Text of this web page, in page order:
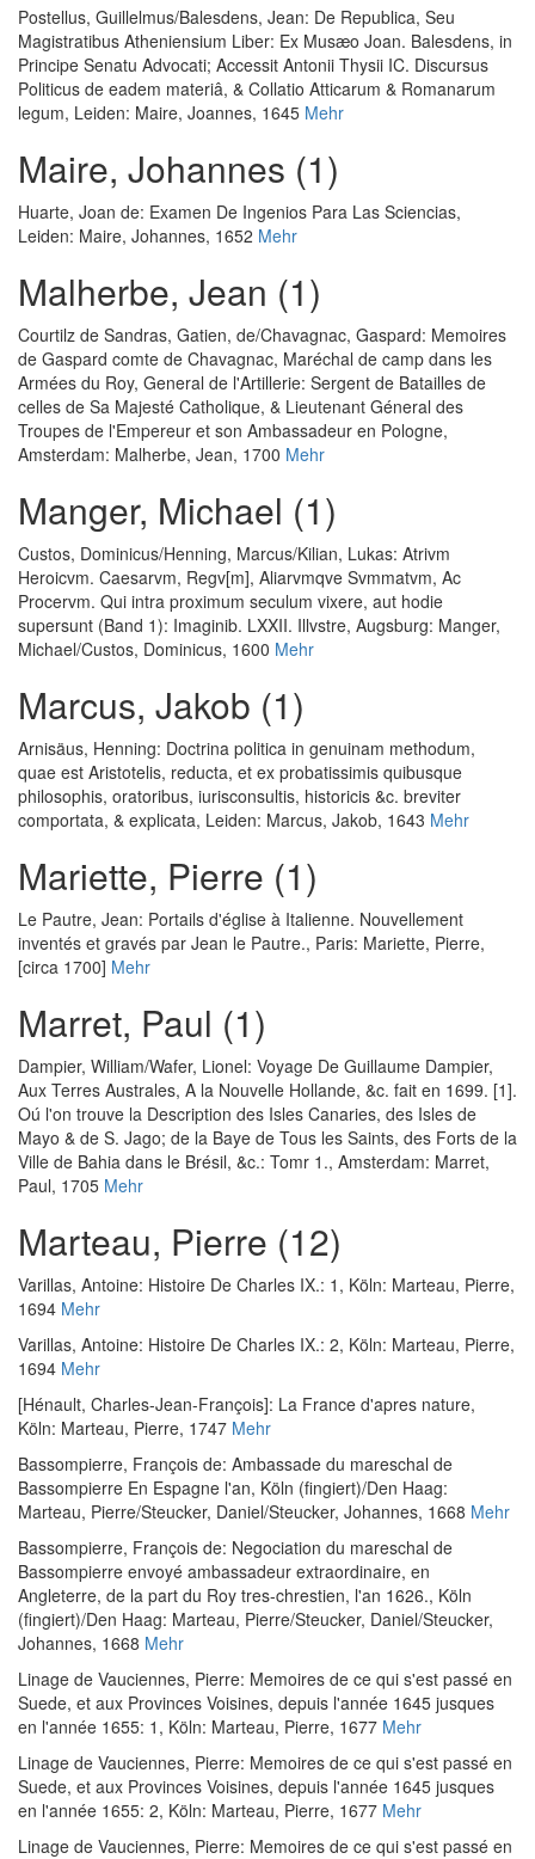
Postellus, Guillelmus/Balesdens, Jean: De Republica, Seu
Magistratibus Atheniensium Liber: Ex Musæo Joan. Balesdens, in
Principe Senatu Advocati; Accessit Antonii Thysii IC. Discursus
Politicus de eadem materiâ, & Collatio Atticarum & Romanarum
legum, Leiden: Maire, Joannes, 1645 Mehr
Maire, Johannes (1)
Huarte, Joan de: Examen De Ingenios Para Las Sciencias,
Leiden: Maire, Johannes, 1652 Mehr
Malherbe, Jean (1)
Courtilz de Sandras, Gatien, de/Chavagnac, Gaspard: Memoires
de Gaspard comte de Chavagnac, Maréchal de camp dans les
Armées du Roy, General de l'Artillerie: Sergent de Batailles de
celles de Sa Majesté Catholique, & Lieutenant Géneral des
Troupes de l'Empereur et son Ambassadeur en Pologne,
Amsterdam: Malherbe, Jean, 1700 Mehr
Manger, Michael (1)
Custos, Dominicus/Henning, Marcus/Kilian, Lukas: Atrivm
Heroicvm. Caesarvm, Regv[m], Aliarvmqve Svmmatvm, Ac
Procervm. Qui intra proximum seculum vixere, aut hodie
supersunt (Band 1): Imaginib. LXXII. Illvstre, Augsburg: Manger,
Michael/Custos, Dominicus, 1600 Mehr
Marcus, Jakob (1)
Arnisäus, Henning: Doctrina politica in genuinam methodum,
quae est Aristotelis, reducta, et ex probatissimis quibusque
philosophis, oratoribus, iurisconsultis, historicis &c. breviter
comportata, & explicata, Leiden: Marcus, Jakob, 1643 Mehr
Mariette, Pierre (1)
Le Pautre, Jean: Portails d'église à Italienne. Nouvellement
inventés et gravés par Jean le Pautre., Paris: Mariette, Pierre,
[circa 1700] Mehr
Marret, Paul (1)
Dampier, William/Wafer, Lionel: Voyage De Guillaume Dampier,
Aux Terres Australes, A la Nouvelle Hollande, &c. fait en 1699. [1].
Oú l'on trouve la Description des Isles Canaries, des Isles de
Mayo & de S. Jago; de la Baye de Tous les Saints, des Forts de la
Ville de Bahia dans le Brésil, &c.: Tomr 1., Amsterdam: Marret,
Paul, 1705 Mehr
Marteau, Pierre (12)
Varillas, Antoine: Histoire De Charles IX.: 1 , Köln: Marteau, Pierre,
1694 Mehr
Varillas, Antoine: Histoire De Charles IX.: 2, Köln: Marteau, Pierre,
1694 Mehr
[Hénault, Charles-Jean-François]: La France d'apres nature,
Köln: Marteau, Pierre, 1747 Mehr
Bassompierre, François de: Ambassade du mareschal de
Bassompierre En Espagne l'an, Köln (fingiert)/Den Haag:
Marteau, Pierre/Steucker, Daniel/Steucker, Johannes, 1668 Mehr
Bassompierre, François de: Negociation du mareschal de
Bassompierre envoyé ambassadeur extraordinaire, en
Angleterre, de la part du Roy tres-chrestien, l'an 1626., Köln
(fingiert)/Den Haag: Marteau, Pierre/Steucker, Daniel/Steucker,
Johannes, 1668 Mehr
Linage de Vauciennes, Pierre: Memoires de ce qui s'est passé en
Suede, et aux Provinces Voisines, depuis l'année 1645 jusques
en l'année 1655: 1 , Köln: Marteau, Pierre, 1677 Mehr
Linage de Vauciennes, Pierre: Memoires de ce qui s'est passé en
Suede, et aux Provinces Voisines, depuis l'année 1645 jusques
en l'année 1655: 2, Köln: Marteau, Pierre, 1677 Mehr
Linage de Vauciennes, Pierre: Memoires de ce qui s'est passé en